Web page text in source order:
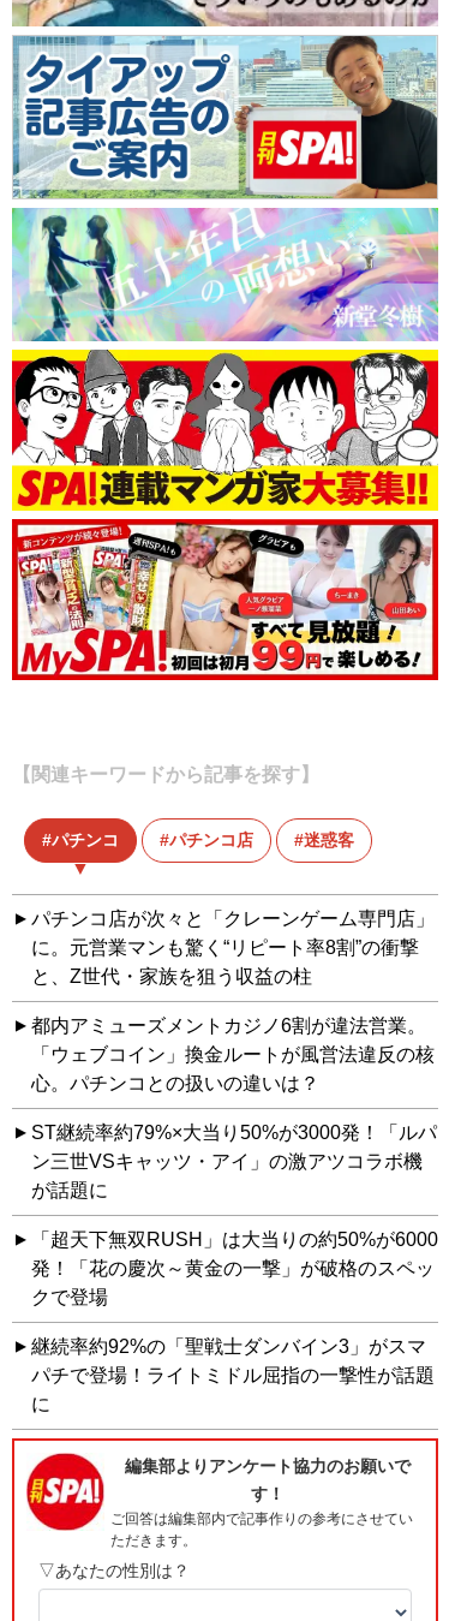
【関連キーワードから記事を探す】
パチンコ パチンコ店 迷惑客
パチンコ店が次々と「クレーンゲーム専門店」
に。元営業マンも驚く“リピート率8割”の衝撃
と、Z世代・家族を狙う収益の柱
都内アミューズメントカジノ6割が違法営業。
「ウェブコイン」換金ルートが風営法違反の核
心。パチンコとの扱いの違いは？
ST継続率約79%×大当り50%が3000発！「ルパ
ン三世VSキャッツ・アイ」の激アツコラボ機
が話題に
「超天下無双RUSH」は大当りの約50%が6000
発！「花の慶次～黄金の一撃」が破格のスペッ
クで登場
継続率約92%の「聖戦士ダンバイン3」がスマ
パチで登場！ライトミドル屈指の一撃性が話題
に